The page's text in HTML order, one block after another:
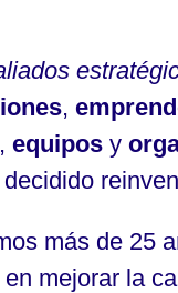
,
equiposy
más de 25
mejorar la